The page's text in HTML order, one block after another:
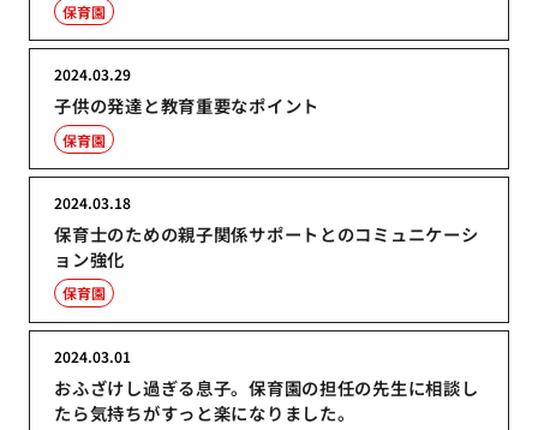
保育園
子供の発達と教育重要なポイント
2024.03.29
保育園
保育士のための親子関係サポートとのコミュニケーシ
ョン強化
2024.03.18
保育園
おふざけし過ぎる息子。保育園の担任の先生に相談し
たら気持ちがすっと楽になりました。
2024.03.01